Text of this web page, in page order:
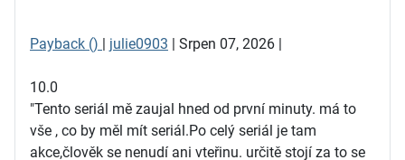
Payback () | julie0903 | Srpen 07, 2026 |
10.0
"Tento seriál mě zaujal hned od první minuty. má to
vše , co by měl mít seriál.Po celý seriál je tam
akce,člověk se nenudí ani vteřinu. určitě stojí za to se